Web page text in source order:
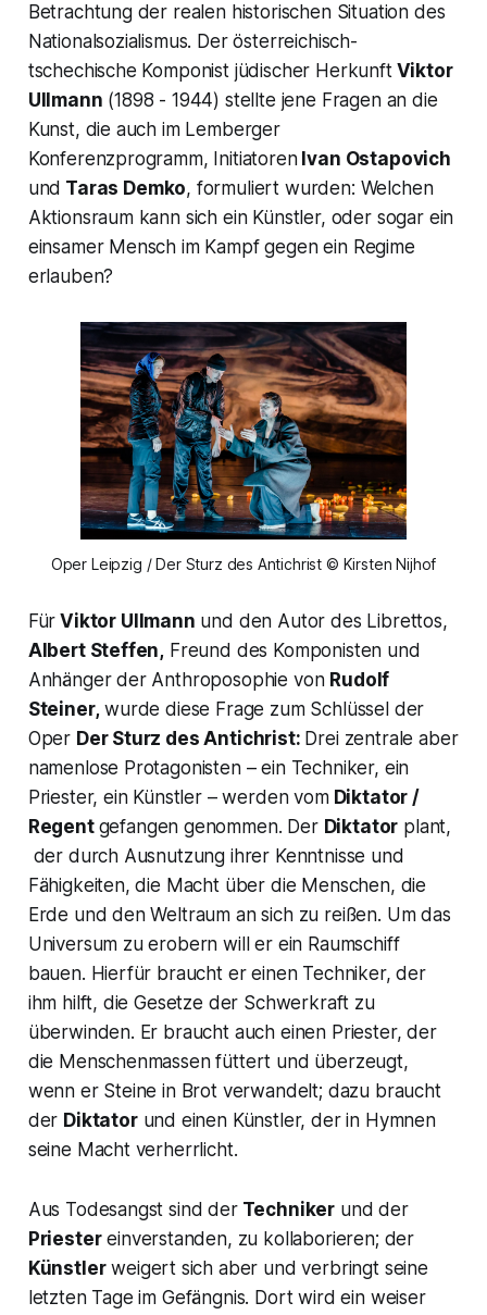
Betrachtung der realen historischen Situation des
Nationalsozialismus. Der österreichisch-
tschechische Komponist jüdischer HerkunftViktor
Ullmann (1898 - 1944) stellte jene Fragen an die
Kunst, die auch im Lemberger
Konferenzprogramm, InitiatorenIvan Ostapovich
und Taras Demko, formuliert wurden: Welchen
Aktionsraum kann sich ein Künstler, oder sogar ein
einsamer Mensch im Kampf gegen ein Regime
erlauben?
Oper Leipzig / Der Sturz des Antichrist © Kirsten Nijhof
Für Viktor Ullmann und den Autor des Librettos,
Albert Steffen, Freund des Komponisten und
Anhänger der Anthroposophie von Rudolf
Steiner,wurde diese Frage zum Schlüssel der
Oper Der Sturz des Antichrist: Drei zentrale aber
namenlose Protagonisten – ein Techniker, ein
Priester, ein Künstler – werden vomDiktator /
Regent gefangen genommen. Der Diktator plant,
der durch Ausnutzung ihrer Kenntnisse und
Fähigkeiten, die Macht über die Menschen, die
Erde und den Weltraum an sich zu reißen. Um das
Universum zu erobern will er ein Raumschiff
bauen. Hierfür braucht er einen Techniker, der
ihm hilft, die Gesetze der Schwerkraft zu
überwinden. Er braucht auch einen Priester, der
die Menschenmassen füttert und überzeugt,
wenn er Steine in Brot verwandelt; dazu braucht
der Diktator und einen Künstler, der in Hymnen
seine Macht verherrlicht.
Aus Todesangst sind derTechniker und der
Priester einverstanden, zu kollaborieren; der
Künstler weigert sich aber und verbringt seine
letzten Tage im Gefängnis. Dort wird ein weiser